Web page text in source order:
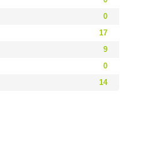
0
17
9
0
14